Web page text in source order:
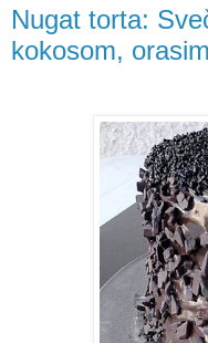
Nugat torta:
kokosom,